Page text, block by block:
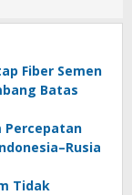
Fiber Semen
Batas
Percepatan
Tidak